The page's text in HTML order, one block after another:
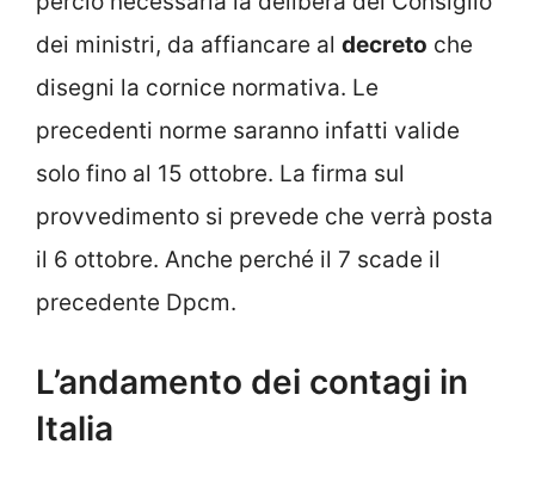
dei ministri, da affiancare al decreto che
disegni la cornice normativa. Le
precedenti norme saranno infatti valide
solo fino al 15 ottobre. La firma sul
provvedimento si prevede che verrà posta
il 6 ottobre. Anche perché il 7 scade il
precedente Dpcm.
L’andamento dei contagi in
Italia